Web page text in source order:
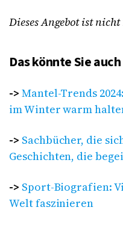
Dieses Angebot ist
Das könnte Sie
-> Mantel-Trends
im Winter warm
-> Sachbücher, die
Geschichten, die
-> Sport-Biografien:
Welt faszinieren